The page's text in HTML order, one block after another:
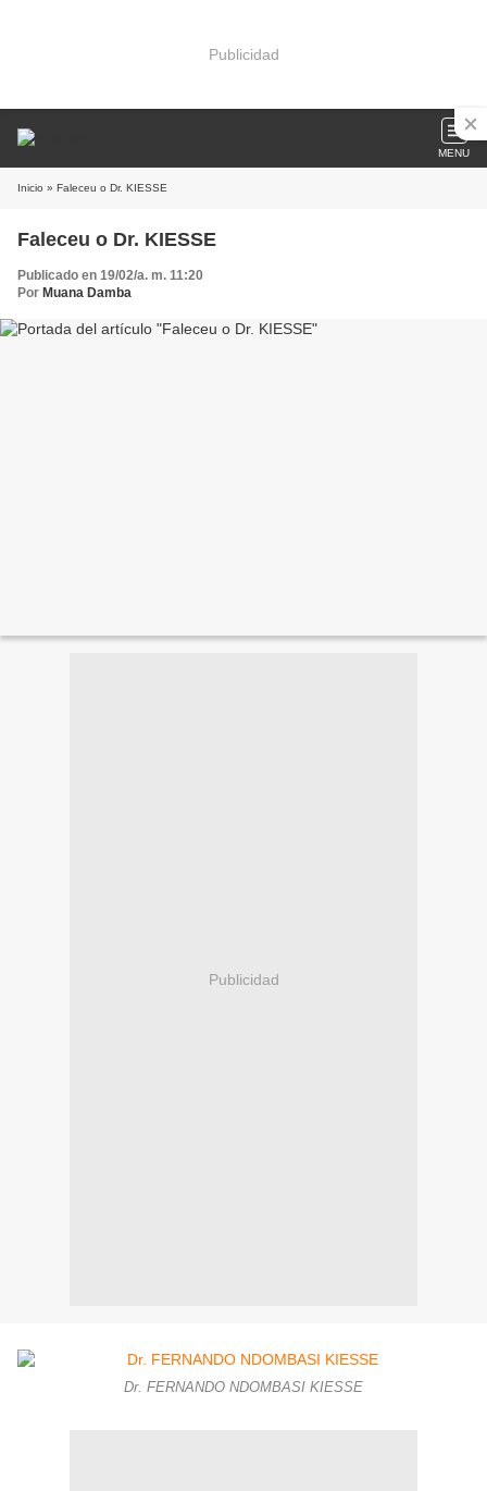
Publicidad
MENU
Inicio » Faleceu o Dr. KIESSE
Faleceu o Dr. KIESSE
Publicado en 19/02/a. m. 11:20
Por Muana Damba
Publicidad
Dr. FERNANDO NDOMBASI KIESSE